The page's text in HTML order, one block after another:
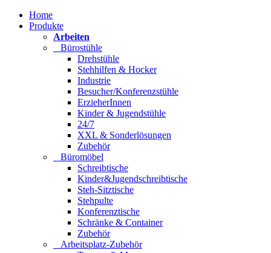
Home
Produkte
Arbeiten
Bürostühle
Drehstühle
Stehhilfen & Hocker
Industrie
Besucher/Konferenzstühle
ErzieherInnen
Kinder & Jugendstühle
24/7
XXL & Sonderlösungen
Zubehör
Büromöbel
Schreibtische
Kinder&Jugendschreibtische
Steh-Sitztische
Stehpulte
Konferenztische
Schränke & Container
Zubehör
Arbeitsplatz-Zubehör